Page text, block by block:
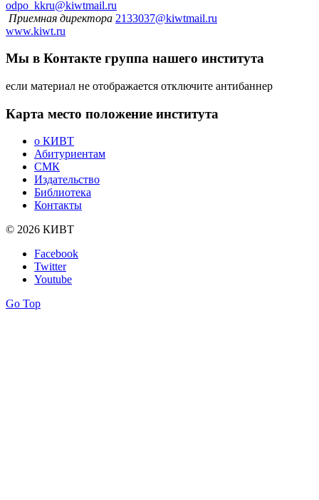
odpo_kkru@kiwtmail.ru
Приемная директора 2133037@kiwtmail.ru
www.kiwt.ru
Мы в Контакте группа нашего института
если материал не отображается отключите антибаннер
Карта место положение института
о КИВТ
Абитуриентам
СМК
Издательство
Библиотека
Контакты
© 2026 КИВТ
Facebook
Twitter
Youtube
Go Top